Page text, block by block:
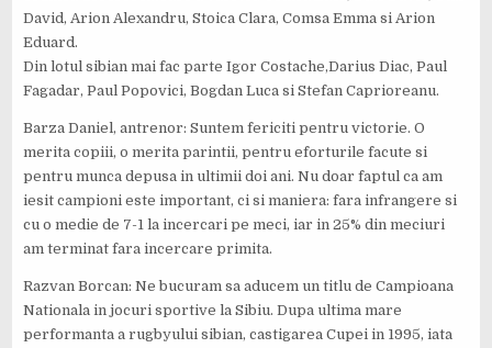
David, Arion Alexandru, Stoica Clara, Comsa Emma si Arion
Eduard.
Din lotul sibian mai fac parte Igor Costache,Darius Diac, Paul
Fagadar, Paul Popovici, Bogdan Luca si Stefan Caprioreanu.
Barza Daniel, antrenor: Suntem fericiti pentru victorie. O
merita copiii, o merita parintii, pentru eforturile facute si
pentru munca depusa in ultimii doi ani. Nu doar faptul ca am
iesit campioni este important, ci si maniera: fara infrangere si
cu o medie de 7-1 la incercari pe meci, iar in 25% din meciuri
am terminat fara incercare primita.
Razvan Borcan: Ne bucuram sa aducem un titlu de Campioana
Nationala in jocuri sportive la Sibiu. Dupa ultima mare
performanta a rugbyului sibian, castigarea Cupei in 1995, iata